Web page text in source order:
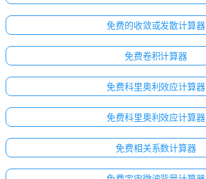
免费的收敛或发散计算器
免费卷积计算器
免费科里奥利效应计算器
免费科里奥利效应计算器
免费相关系数计算器